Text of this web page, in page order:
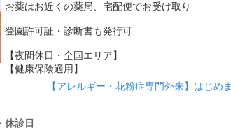
お薬はお近くの薬局、宅配便でお受け取り
登園許可証・診断書も発行可
【夜間休日・全国エリア】
【健康保険適用】
【アレルギー・花粉症専門外来】はじめ
休診日